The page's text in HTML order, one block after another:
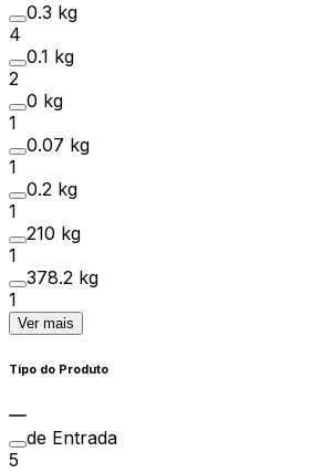
0.3 kg
4
0.1 kg
2
0 kg
1
0.07 kg
1
0.2 kg
1
210 kg
1
378.2 kg
1
Ver mais
Tipo do Produto
de Entrada
5